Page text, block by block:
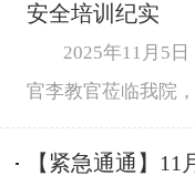
安全培训纪实
2025年11月5
官李教官莅临我院
【紧急通通】